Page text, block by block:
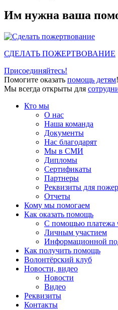
Им нужна ваша
СДЕЛАТЬ ПОЖЕРТВОВАНИЕ
Присоединяйтесь!
Помогите оказать помощь детям!
Мы всегда открыты для
Кто мы
О нас
Наша команда
Документы
Нас благодарят
Мы в СМИ
Дипломы
Сертификаты
Партнеры
Реквизиты для
Отчеты
Кому мы помогаем
Как оказать помощь
С помощью платежа
Личным участием
Информационной
Как получить помощь
Волонтёрский клуб
Новости, видео
Новости
Видео
Реквизиты
Контакты